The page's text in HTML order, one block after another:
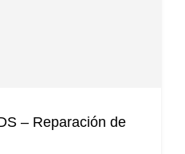
– Reparación de